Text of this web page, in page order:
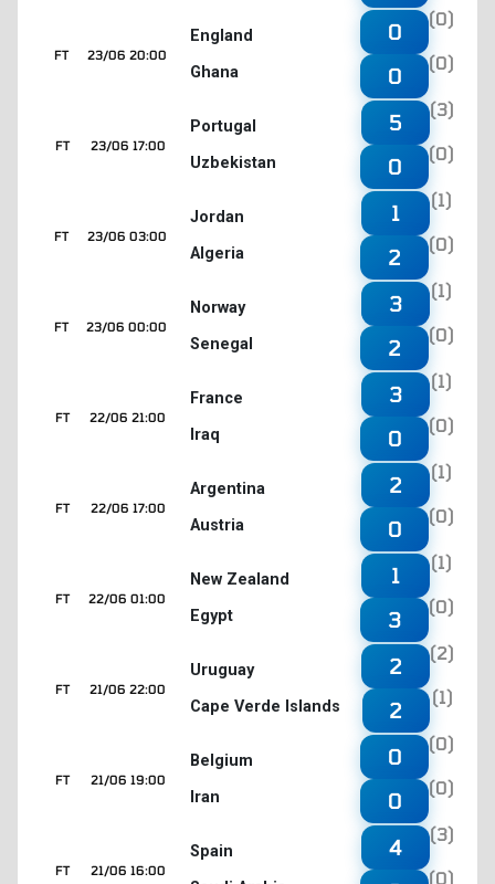
23/06 20:00
FT
England
Ghana
0
(0)
0
(0)
23/06 17:00
FT
Portugal
Uzbekistan
5
(3)
0
(0)
23/06 03:00
FT
Jordan
Algeria
1
(1)
2
(0)
23/06 00:00
FT
Norway
Senegal
3
(1)
2
(0)
22/06 21:00
FT
France
Iraq
3
(1)
0
(0)
22/06 17:00
FT
Argentina
Austria
2
(1)
0
(0)
22/06 01:00
FT
New Zealand
Egypt
1
(1)
3
(0)
21/06 22:00
FT
Uruguay
Cape Verde Islands
2
(2)
2
(1)
21/06 19:00
FT
Belgium
Iran
0
(0)
0
(0)
21/06 16:00
FT
Spain
4
(3)
(0)